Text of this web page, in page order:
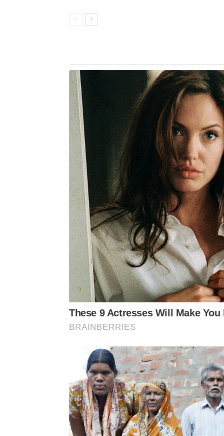
Apae recebeu recursos de R$100 mil
As visitas às instituições locais
mil à Associação de Pais e Amigos
acolhe e desenvolve as
deficiência intelectual. O Asilo Lar
de seu trabalho de cuidado e
These 9 Actresses Will Make
BRAINBERRIES